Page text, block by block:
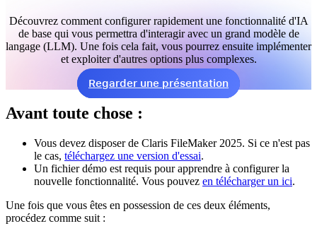
Découvrez comment configurer rapidement une fonctionnalité d'IA
de base qui vous permettra d'interagir avec un grand modèle de
langage (LLM). Une fois cela fait, vous pourrez ensuite implémenter
et exploiter d'autres options plus complexes.
Regarder une présentation
Avant toute chose :
Vous devez disposer de Claris FileMaker 2025. Si ce n'est pas
le cas, téléchargez une version d'essai.
Un fichier démo est requis pour apprendre à configurer la
nouvelle fonctionnalité. Vous pouvez en télécharger un ici.
Une fois que vous êtes en possession de ces deux éléments,
procédez comme suit :